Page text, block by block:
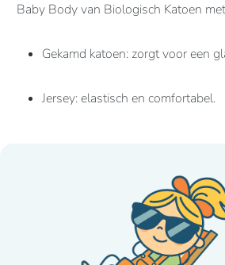
Baby Body van Biologisch Katoen
Gekamd katoen: zorgt voor een
Jersey: elastisch en comfortabel.
100% biologisch katoen.
3 drukknopen, afgewerkt met